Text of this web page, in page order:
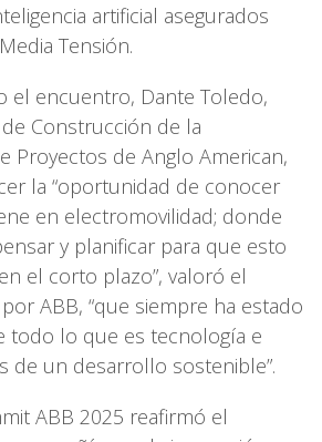
artificial asegurados
Tensión.
el encuentro, Dante Toledo,
Construcción de la
Proyectos de Anglo American,
la “oportunidad de conocer
en electromovilidad; donde
y planificar para que esto
el corto plazo”, valoró el
ABB, “que siempre ha estado
todo lo que es tecnología e
de un desarrollo sostenible”.
ABB 2025 reafirmó el